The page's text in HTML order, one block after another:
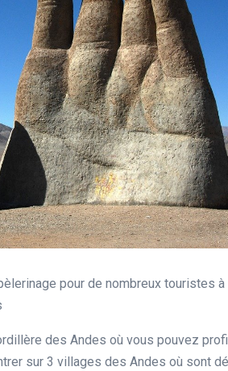
pour de nombreux touristes à
des Andes où vous pouvez
sur 3 villages des Andes où sont